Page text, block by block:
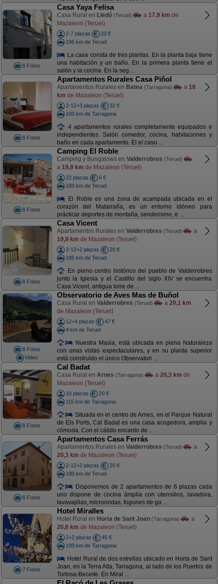
8 Fotos
Casa Yaya Felisa
Casa Rural en Lledó (Teruel) a 17,9 km de
Mazaleon (Teruel)
2-7 plazas
20 €
196 km de Teruel
La casa consta de tres plantas. En la planta baja tiene
una habitación y un baño. En la primera planta tiene el
salón y la cocina. En la seg ...
8 Fotos
Apartamentos Rurales Casa Piñol
Apartamentos Rurales en Batea (Tarragona) a 18
km de Mazaleon (Teruel)
2-12+3 plazas
32 €
100 km de Tarragona
4 apartamentos rurales completamente equipados e
independientes. Salón comedor, cocina, habitaciones y
baño en cada apartamento. El el caso ...
8 Fotos
Camping El Roble
Camping y Bungalows en Valderrobres (Teruel)
a 19,9 km de Mazaleon (Teruel)
22 plazas
6 €
180 km de Teruel
El Roble es una zona de acampada ubicada en el
corazón del Matarraña, es un entorno idóneo para
prácticar deportes de montaña, senderismo, e ...
8 Fotos
Casa Vicent
Apartamentos Rurales en Valderrobres (Teruel)
a
19,9 km de Mazaleon (Teruel)
2-12+2 plazas
20 €
185 km de Teruel
En pleno centro histórico del pueblo de Valderrobres
junto la Iglesia y el Castillo del siglo XIV se encuentra
Casa Vicent, antigua torre de ...
8 Fotos
Video
Observatorio de Aves Mas de Buñol
Casa Rural en Valderrobres (Teruel) a 20,1 km
de Mazaleon (Teruel)
12+4 plazas
47 €
4 km de Teruel
Nuestra Masia, está ubicada en plena Naturaleza
con unas vistas expectaculares, y en su planta superior
está construido el único Observatori ...
8 Fotos
Cal Badat
Casa Rural en Arnes (Tarragona) a 20,3 km de
Mazaleon (Teruel)
10 plazas
20 €
115 km de Tarragona
Situada en el centro de Arnes, en el Parque Natural
de Els Ports, Cal Badat es una casa acogedora, amplia y
cómoda. Con el cálido encanto de ...
6 Fotos
Apartamentos Casa Ferrás
Apartamentos Rurales en Valderrobres (Teruel)
a
20,3 km de Mazaleon (Teruel)
2-12+2 plazas
20 €
180 km de Teruel
Disponemos de 2 apartamentos de 6 plazas cada
uno dispone de cocina ámplia con utensilios, lavadora,
lavavajillas, microondas, fogones de ga ...
7 Fotos
Hotel Miralles
Hotel Rural en Horta de Sant Joan (Tarragona)
a
20,6 km de Mazaleon (Teruel)
2+2 plazas
45 €
100 km de Tarragona
Hotel Rural de dos estrellas ubicado en Horta de Sant
Joan, en la Terra Alta, Tarragona, al lado de los Puertos de
Tortosa-Beceite. En Miral ...